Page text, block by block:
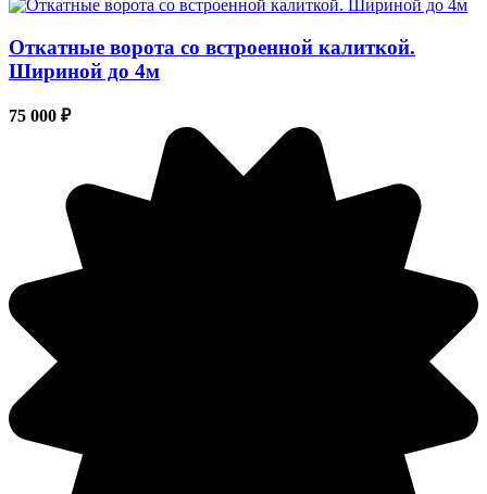
Откатные ворота со встроенной калиткой.
Шириной до 4м
75 000 ₽